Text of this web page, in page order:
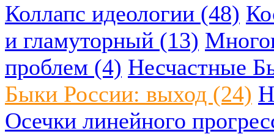
Коллапс идеологии (48)
и гламуторный (13)
проблем (4) Несчастные
Быки России: выход (24)
Осечки линейного